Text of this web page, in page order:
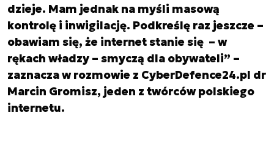
dzieje. Mam jednak na myśli masową
kontrolę i inwigilację. Podkreślę raz jeszcze –
obawiam się, że internet stanie się – w
rękach władzy – smyczą dla obywateli” –
zaznacza w rozmowie z CyberDefence24.pl dr
Marcin Gromisz, jeden z twórców polskiego
internetu.